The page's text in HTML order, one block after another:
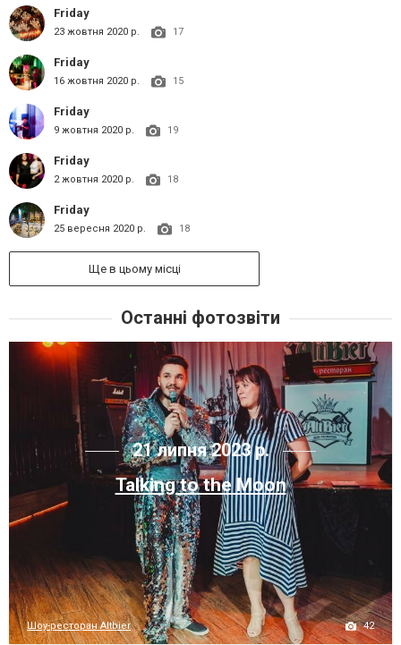
Friday
23 жовтня 2020 р. 17
Friday
16 жовтня 2020 р. 15
Friday
9 жовтня 2020 р. 19
Friday
2 жовтня 2020 р. 18
Friday
25 вересня 2020 р. 18
Ще в цьому місці
Останні фотозвіти
21 липня 2023 р.
Talking to the Moon
Шоу-ресторан Altbier 42